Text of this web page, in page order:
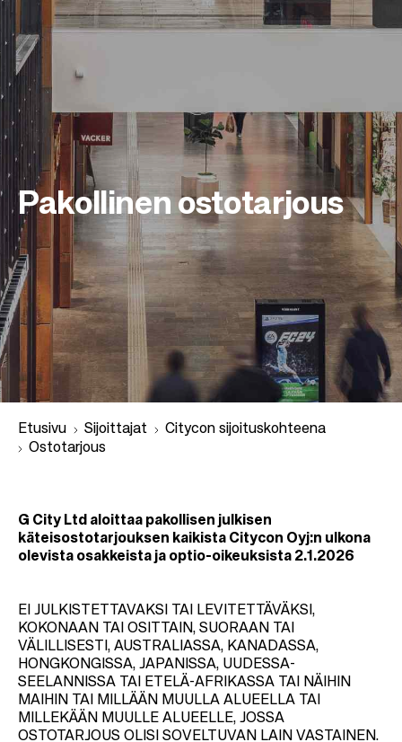
Pakollinen ostotarjous
u
r
p
o
l
k
u
Etusivu Sijoittajat
Citycon sijoituskohteena
Ostotarjous
G City Ltd aloittaa pakollisen julkisen
käteisostotarjouksen kaikista Citycon Oyj:n ulkona
olevista osakkeista ja optio-oikeuksista 2.1.2026
EI JULKISTETTAVAKSI TAI LEVITETTÄVÄKSI,
KOKONAAN TAI OSITTAIN, SUORAAN TAI
VÄLILLISESTI, AUSTRALIASSA, KANADASSA,
HONGKONGISSA, JAPANISSA, UUDESSA-
SEELANNISSA TAI ETELÄ-AFRIKASSA TAI NÄIHIN
MAIHIN TAI MILLÄÄN MUULLA ALUEELLA TAI
MILLEKÄÄN MUULLE ALUEELLE, JOSSA
OSTOTARJOUS OLISI SOVELTUVAN LAIN VASTAINEN.